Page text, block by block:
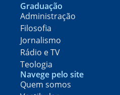
Graduação
Administração
Filosofia
Jornalismo
Rádio e TV
Teologia
Navege pelo site
Quem somos